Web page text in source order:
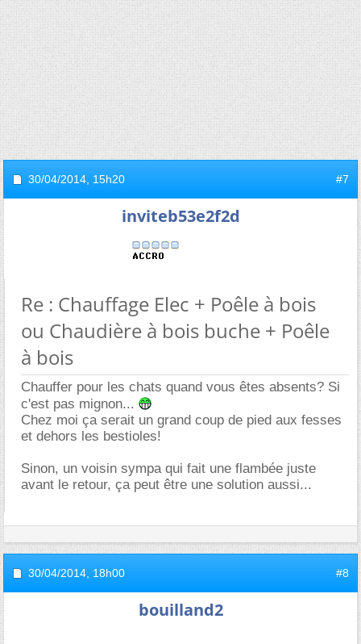
30/04/2014, 15h20 #7
inviteb53e2f2d
Re : Chauffage Elec + Poêle à bois
ou Chaudière à bois buche + Poêle
à bois
Chauffer pour les chats quand vous êtes absents? Si
c'est pas mignon...
Chez moi ça serait un grand coup de pied aux fesses
et dehors les bestioles!
Sinon, un voisin sympa qui fait une flambée juste
avant le retour, ça peut être une solution aussi...
30/04/2014, 18h00 #8
bouilland2